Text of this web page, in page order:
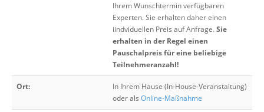
Ihrem Wunschtermin verfügbaren
Experten. Sie erhalten daher einen
iindviduellen Preis auf Anfrage.Sie
erhalten in der Regel einen
Pauschalpreis für eine beliebige
Teilnehmeranzahl!
Ort:
In Ihrem Hause (In-House-Veranstaltung)
oder als Online-Maßnahme